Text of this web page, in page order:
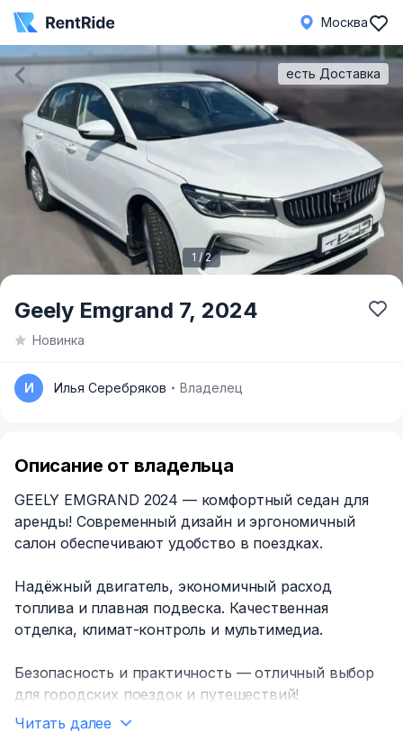
Москва
Item
1 / 2
есть Доставка
Geely Emgrand 7, 2024
Новинка
И Илья Серебряков Владелец
Описание от владельца
GEELY EMGRAND 2024 — комфортный седан для
аренды! Современный дизайн и эргономичный
салон обеспечивают удобство в поездках.
Надёжный двигатель, экономичный расход
топлива и плавная подвеска. Качественная
отделка, климат-контроль и мультимедиа.
Безопасность и практичность — отличный выбор
для городских поездок и путешествий!
Читать далее